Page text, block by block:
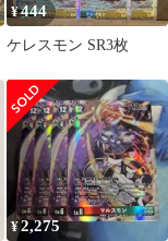
¥444
ケレスモン SR3枚
¥2,275